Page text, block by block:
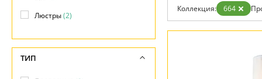
Дизайнерам
Бренды
Коллекция: 664
Люстры(2)
ТИП